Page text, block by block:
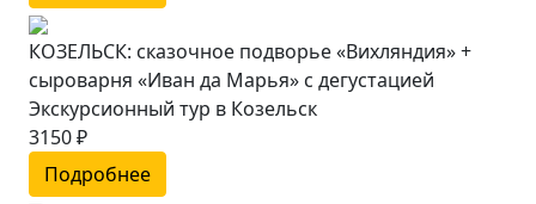
КОЗЕЛЬСК: сказочное подворье «Вихляндия» +
сыроварня «Иван да Марья» с дегустацией
Экскурсионный тур в Козельск
3150 ₽
Подробнее